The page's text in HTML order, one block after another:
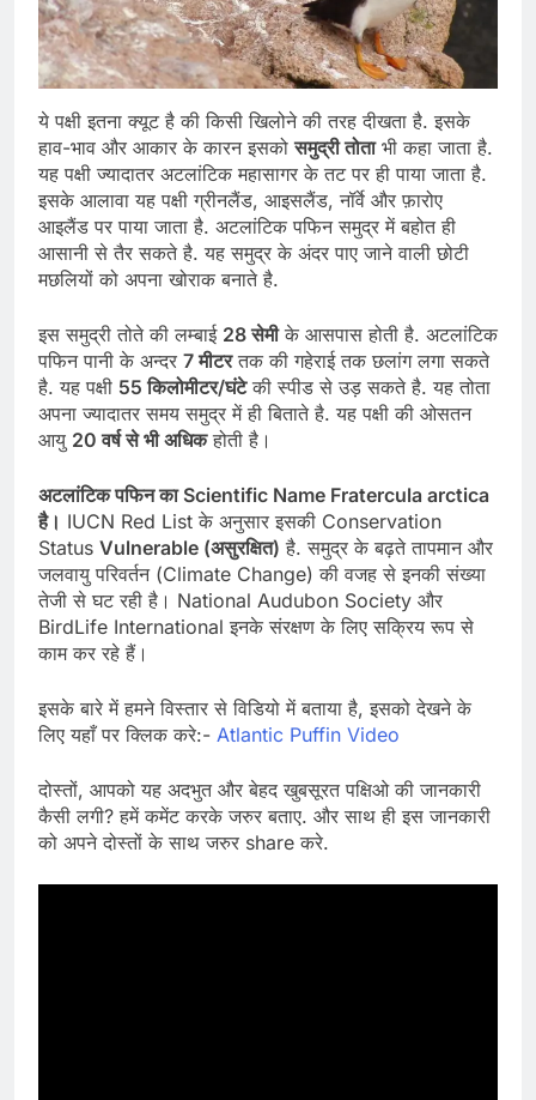
ये पक्षी इतना क्यूट है की किसी खिलोने की तरह दीखता है. इसके
हाव-भाव और आकार के कारन इसकोसमुद्री तोताभी कहा जाता है.
यह पक्षी ज्यादातर अटलांटिक महासागर के तट पर ही पाया जाता है.
इसके आलावा यह पक्षी ग्रीनलैंड, आइसलैंड, नॉर्वे और फ़ारोए
आइलैंड पर पाया जाता है. अटलांटिक पफिन समुद्र में बहोत ही
आसानी से तैर सकते है. यह समुद्र के अंदर पाए जाने वाली छोटी
मछलियों को अपना खोराक बनाते है.
इस समुद्री तोते की लम्बाई 28 सेमीके आसपास होती है. अटलांटिक
पफिन पानी के अन्दर 7 मीटरतक की गहेराई तक छलांग लगा सकते
है. यह पक्षी 55 किलोमीटर/घंटेकी स्पीड से उड़ सकते है. यह तोता
अपना ज्यादातर समय समुद्र में ही बिताते है. यह पक्षी की ओसतन
आयु 20 वर्ष से भी अधिकहोती है।
अटलांटिक पफिन का Scientific Name Fratercula arctica
है। IUCN Red List के अनुसार इसकी Conservation
Status Vulnerable (असुरक्षित) है. समुद्र के बढ़ते तापमान और
जलवायु परिवर्तन (Climate Change) की वजह से इनकी संख्या
तेजी से घट रही है। National Audubon Society और
BirdLife International इनके संरक्षण के लिए सक्रिय रूप से
काम कर रहे हैं।
इसके बारे में हमने विस्तार से विडियो में बताया है, इसको देखने के
लिए यहाँ पर क्लिक करे:- Atlantic Puffin Video
दोस्तों, आपको यह अदभुत और बेहद खुबसूरत पक्षिओ की जानकारी
कैसी लगी? हमें कमेंट करके जरुर बताए. और साथ ही इस जानकारी
को अपने दोस्तों के साथ जरुर share करे.